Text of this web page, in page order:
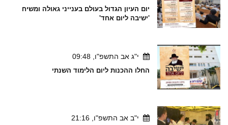
יום העיון הגדול בעולם בענייני גאולה ומשיח
'ישיבה ליום אחד'
י"ג אב התשפ"ו, 09:48
החלו ההכנות ליום הלימוד השנתי
י"ב אב התשפ"ו, 21:16